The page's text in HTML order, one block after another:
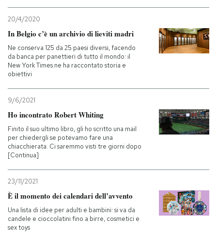
20/4/2020
In Belgio c’è un archivio di lieviti madri
Ne conserva 125 da 25 paesi diversi, facendo
da banca per panettieri di tutto il mondo: il
New York Times ne ha raccontato storia e
obiettivi
9/6/2021
Ho incontrato Robert Whiting
Finito il suo ultimo libro, gli ho scritto una mail
per chiedergli se potevamo fare una
chiacchierata. Ci saremmo visti tre giorni dopo
[Continua]
23/11/2021
È il momento dei calendari dell’avvento
Una lista di idee per adulti e bambini: si va da
candele e cioccolatini fino a birre, cosmetici e
sex toys